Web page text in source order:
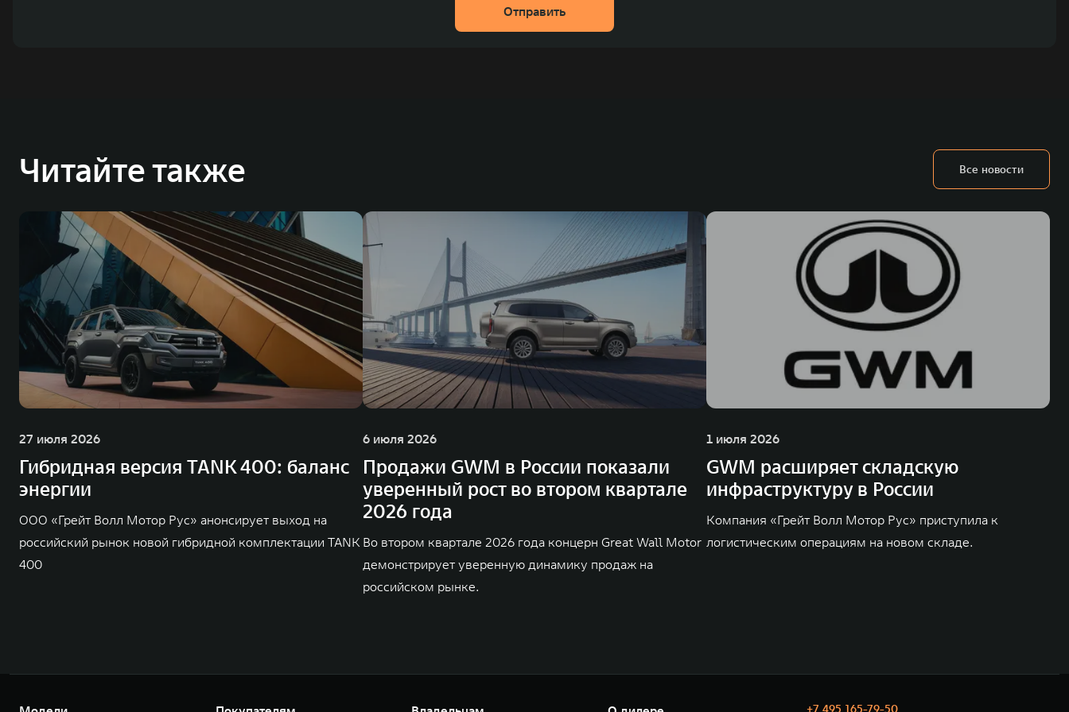
Отправить
Читайте также Все новости
27 июля 2026
Гибридная версия TANK 400: баланс
энергии
ООО «Грейт Волл Мотор Рус» анонсирует выход на
российский рынок новой гибридной комплектации TANK
400
6 июля 2026
Продажи GWM в России показали
уверенный рост во втором квартале
2026 года
Во втором квартале 2026 года концерн Great Wall Motor
демонстрирует уверенную динамику продаж на
российском рынке.
1 июля 2026
GWM расширяет складскую
инфраструктуру в России
Компания «Грейт Волл Мотор Рус» приступила к
логистическим операциям на новом складе.
+7 495 165-79-50